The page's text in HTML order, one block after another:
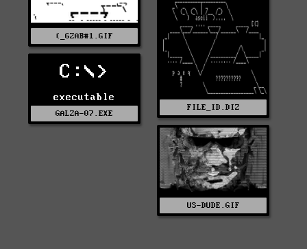
(_GZAB#1.GIF
FILE_ID.DIZ
C:\>
executable
GALZA-07.EXE
US-DUDE.GIF